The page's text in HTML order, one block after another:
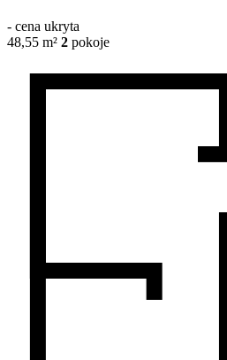
- cena ukryta
48,55 m² 2 pokoje